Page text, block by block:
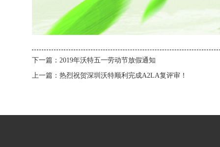
下一篇： 2019年沃特五一劳动节放假通知
上一篇： 热烈祝贺深圳沃特顺利完成A2LA复评审！